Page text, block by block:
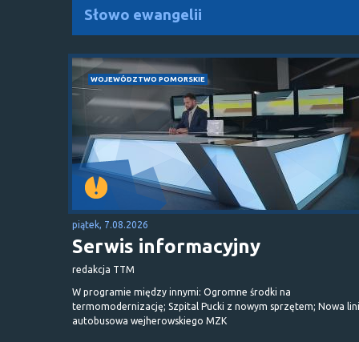
Słowo ewangelii
WOJEWÓDZTWO POMORSKIE
piątek, 7.08.2026
Serwis informacyjny
redakcja TTM
W programie między innymi: Ogromne środki na
termomodernizację; Szpital Pucki z nowym sprzętem; Nowa
autobusowa wejherowskiego MZK